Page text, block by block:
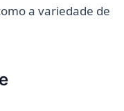
a variedade de